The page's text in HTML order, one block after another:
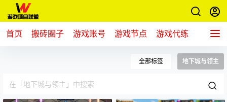
首页 搬砖圈子 游戏账号 游戏节点 游戏代练 新游推
全部标签 地下城与领主